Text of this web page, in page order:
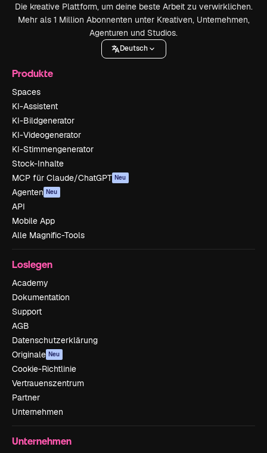
Die kreative Plattform, um deine beste Arbeit zu verwirklichen.
Mehr als 1 Million Abonnenten unter Kreativen, Unternehmen,
Agenturen und Studios.
Deutsch
Produkte
Spaces
KI-Assistent
KI-Bildgenerator
KI-Videogenerator
KI-Stimmengenerator
Stock-Inhalte
MCP für Claude/ChatGPT Neu
Agenten Neu
API
Mobile App
Alle Magnific-Tools
Loslegen
Academy
Dokumentation
Support
AGB
Datenschutzerklärung
Originale Neu
Cookie-Richtlinie
Vertrauenszentrum
Partner
Unternehmen
Unternehmen